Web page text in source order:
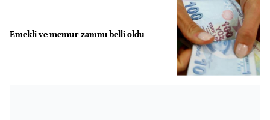
Emekli ve memur zammı belli oldu